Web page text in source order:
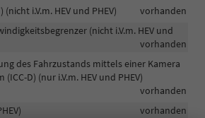
i.V.m. HEV und PHEV)
vorhanden
(nicht i.V.m. HEV und
vorhanden
des Fahrzustands mittels einer Kamera
D) (nur i.V.m. HEV und PHEV)
vorhanden
vorhanden